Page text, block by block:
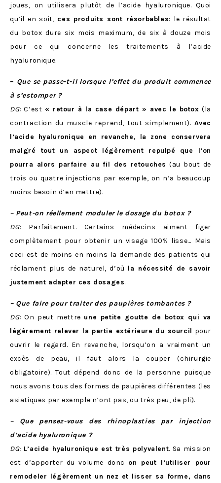
joues, on utilisera plutôt de l’acide hyaluronique. Quoi
qu’il en soit, ces produits sont résorbables: le résultat
du botox dure six mois maximum, de six à douze mois
pour ce qui concerne les traitements à l’acide
hyaluronique.
– Que se passe-t-il lorsque l’effet du produit commence
à s’estomper ?
DG:C’est « retour à la case départ » avec le botox (la
contraction du muscle reprend, tout simplement). Avec
l’acide hyaluronique en revanche, la zone conservera
malgré tout un aspect légèrement repulpé
que l’on
pourra alors parfaire au fil des retouches (au bout de
trois ou quatre injections par exemple, on n’a beaucoup
moins besoin d’en mettre).
– Peut-on réellement moduler le dosage du botox ?
DG:Parfaitement. Certains médecins aiment figer
complètement pour obtenir un visage 100% lisse… Mais
ceci est de moins en moins la demande des patients qui
réclament plus de naturel, d’où la nécessité de savoir
justement adapter ces dosages.
– Que faire pour traiter des paupières tombantes ?
DG:On peut mettre une petite goutte de botox qui va
légèrement relever la partie extérieure du sourcil pour
ouvrir le regard. En revanche, lorsqu’on a vraiment un
excès de peau, il faut alors la couper (chirurgie
obligatoire). Tout dépend donc de la personne puisque
nous avons tous des formes de paupières différentes (les
asiatiques par exemple n’ont pas, ou très peu, de pli).
– Que pensez-vous des rhinoplasties par injection
d’acide hyaluronique ?
DG: L’acide hyaluronique est très polyvalent. Sa mission
est d’apporter du volume donc on peut l’utiliser pour
remodeler légèrement un nez et lisser sa forme, dans